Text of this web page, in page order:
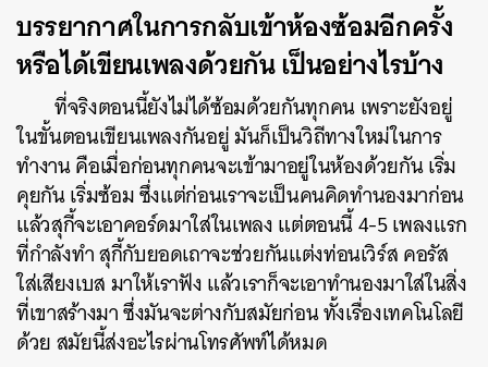
บรรยากาศในการกลับเข้าห้องซ้อมอีกครั้ง
หรือได้เขียนเพลงด้วยกัน เป็นอย่างไรบ้าง
ที่จริงตอนนี้ยังไม่ได้ซ้อมด้วยกันทุกคน เพราะยังอยู่
ในขั้นตอนเขียนเพลงกันอยู่ มันก็เป็นวิถีทางใหม่ในการ
ทำงาน คือเมื่อก่อนทุกคนจะเข้ามาอยู่ในห้องด้วยกัน เริ่ม
คุยกัน เริ่มซ้อม ซึ่งแต่ก่อนเราจะเป็นคนคิดทำนองมาก่อน
แล้วสุกี้จะเอาคอร์ดมาใส่ในเพลง แต่ตอนนี้ 4-5 เพลงแรก
ที่กำลังทำ สุกี้กับยอดเถาจะช่วยกันแต่งท่อนเวิร์ส คอรัส
ใส่เสียงเบส มาให้เราฟัง แล้วเราก็จะเอาทำนองมาใส่ในสิ่ง
ที่เขาสร้างมา ซึ่งมันจะต่างกับสมัยก่อน ทั้งเรื่องเทคโนโลยี
ด้วย สมัยนี้ส่งอะไรผ่านโทรศัพท์ได้หมด